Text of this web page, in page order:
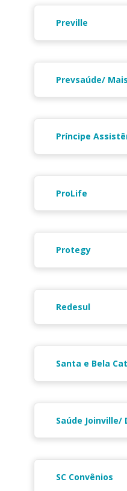
Preville
Prevsaúde/
Príncipe
ProLife
Protegy
Redesul
Santa e Bela
Saúde Joinville/
SC Convênios